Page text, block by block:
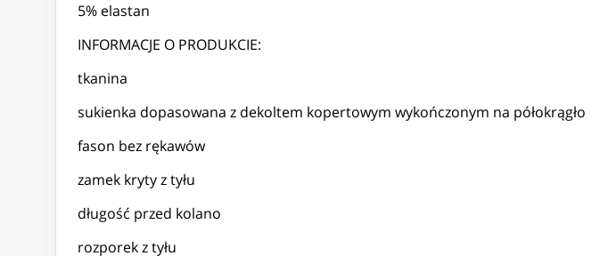
5% elastan
INFORMACJE O PRODUKCIE:
tkanina
sukienka dopasowana z dekoltem kopertowym wykończonym na półokrągło
fason bez rękawów
zamek kryty z tyłu
długość przed kolano
rozporek z tyłu